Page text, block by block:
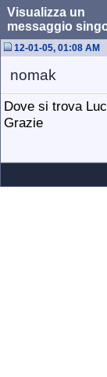
Visualizza un
messaggio
12-01-05, 01:08 AM
nomak
Dove si trova
Grazie